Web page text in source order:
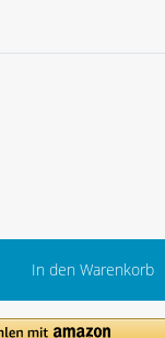
In den Warenkorb